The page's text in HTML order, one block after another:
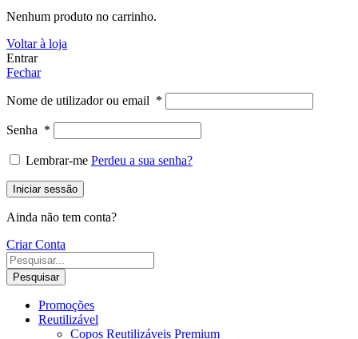
Nenhum produto no carrinho.
Voltar à loja
Entrar
Fechar
Nome de utilizador ou email *
Senha *
Lembrar-me Perdeu a sua senha?
Iniciar sessão
Ainda não tem conta?
Criar Conta
Pesquisar
Promoções
Reutilizável
Copos Reutilizáveis Premium